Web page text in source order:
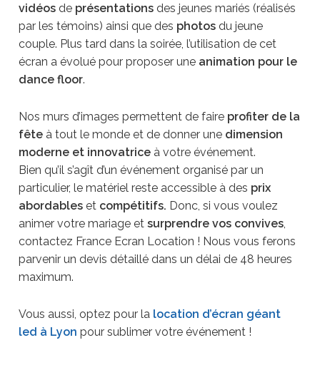
vidéosde présentationsdes jeunes mariés (réalisés
par les témoins) ainsi que des photosdu jeune
couple. Plus tard dans la soirée, l’utilisation de cet
écran a évolué pour proposer une animation pour le
dance floor.
Nos murs d’images permettent de faire profiter de la
fêteà tout le monde et de donner une dimension
moderne et innovatriceà votre événement.
Bien qu’il s’agît d’un événement organisé par un
particulier, le matériel reste accessible à des prix
abordableset compétitifs. Donc, si vous voulez
animer votre mariage et surprendre vos convives,
contactez France Ecran Location ! Nous vous ferons
parvenir un devis détaillé dans un délai de 48 heures
maximum.
Vous aussi, optez pour la location d’écran géant
led à Lyon pour sublimer votre événement !